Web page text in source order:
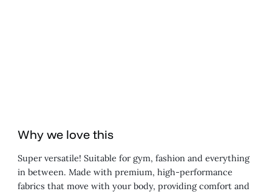
Why we love this
Super versatile! Suitable for gym, fashion and everything
in between. Made with premium, high-performance
fabrics that move with your body, providing comfort and